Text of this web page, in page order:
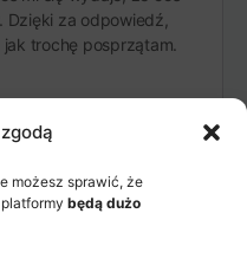
możesz sprawić, że
będą dużo
za odpowiedź,
trochę posprzątam.